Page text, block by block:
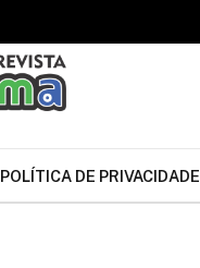
POLÍTICA DE PRIVACIDADE